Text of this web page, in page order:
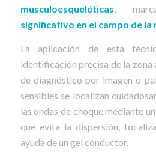
musculoesqueléticas,
significativo en el campo de
La aplicación de esta
identificación precisa de la zona
de diagnóstico por imagen o
sensibles se localizan
las ondas de choque mediante
que evita la dispersión,
ayuda de un gel conductor.